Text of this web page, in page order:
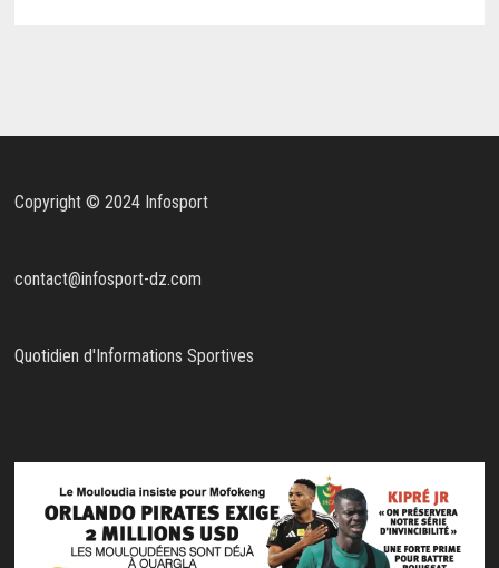
Copyright © 2024 Infosport
contact@infosport-dz.com
Quotidien d'Informations Sportives